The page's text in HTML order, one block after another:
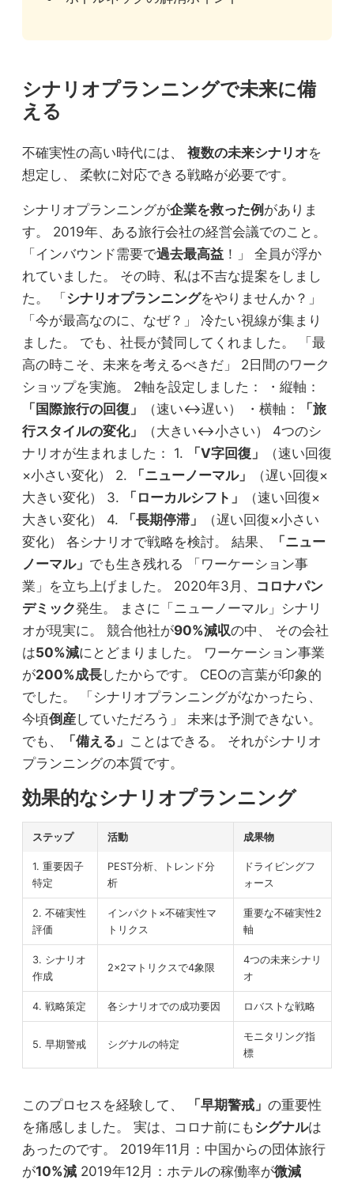
シナリオプランニングで未来に備
える
不確実性の高い時代には、 複数の未来シナリオを
想定し、 柔軟に対応できる戦略が必要です。
シナリオプランニングが企業を救った例 がありま
す。 2019年、ある旅行会社の経営会議でのこと。
「インバウンド需要で過去最高益 ！」 全員が浮か
れていました。 その時、私は不吉な提案をしまし
た。 「 シナリオプランニングをやりませんか？」
「今が最高なのに、なぜ？」 冷たい視線が集まり
ました。 でも、社長が賛同してくれました。 「最
高の時こそ、未来を考えるべきだ」 2日間のワーク
ショップを実施。 2軸を設定しました： ・縦軸：
「国際旅行の回復」
（速い↔遅い） ・横軸：
「旅
行スタイルの変化」
（大きい↔小さい） 4つのシ
ナリオが生まれました： 1.
「V字回復」
（速い回復
×小さい変化） 2.
「ニューノーマル」
（遅い回復×
大きい変化） 3.
「ローカルシフト」
（速い回復×
大きい変化） 4.
「長期停滞」
（遅い回復×小さい
変化） 各シナリオで戦略を検討。 結果、
「ニュー
ノーマル」 でも生き残れる 「ワーケーション事
業」を立ち上げました。 2020年3月、 コロナパン
デミック発生。 まさに「ニューノーマル」シナリ
オが現実に。 競合他社が90%減収の中、 その会社
は50%減にとどまりました。 ワーケーション事業
が200%成長したからです。 CEOの言葉が印象的
でした。 「シナリオプランニングがなかったら、
今頃倒産していただろう」 未来は予測できない。
でも、
「備える」 ことはできる。 それがシナリオ
プランニングの本質です。
効果的なシナリオプランニング
ステップ 活動 成果物
1. 重要因子
特定
PEST分析、トレンド分
析
ドライビングフ
ォース
2. 不確実性
評価
インパクト×不確実性マ
トリクス
重要な不確実性2
軸
3. シナリオ
作成
2×2マトリクスで4象限
4つの未来シナリ
オ
4. 戦略策定 各シナリオでの成功要因 ロバストな戦略
5. 早期警戒 シグナルの特定
モニタリング指
標
このプロセスを経験して、 「早期警戒」 の重要性
を痛感しました。 実は、コロナ前にもシグナルは
あったのです。 2019年11月：中国からの団体旅行
が10%減 2019年12月：ホテルの稼働率が微減